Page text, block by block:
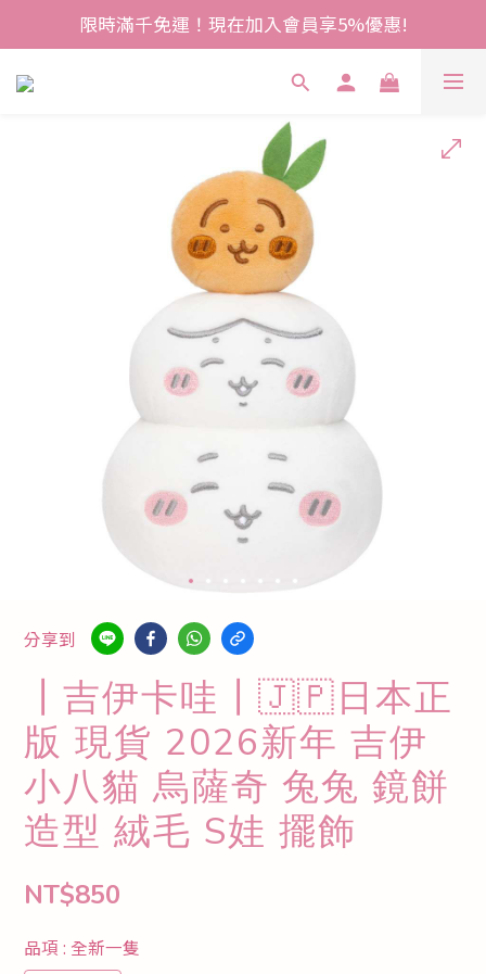
限時滿千免運！現在加入會員享5%優惠!
分享到
┃吉伊卡哇┃🇯🇵日本正
版 現貨 2026新年 吉伊
小八貓 烏薩奇 兔兔 鏡餅
造型 絨毛 S娃 擺飾
NT$850
品項 : 全新一隻